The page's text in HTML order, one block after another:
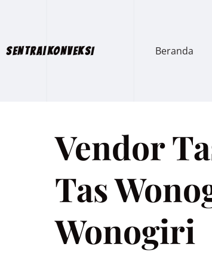
SENTRA|KONVEKSI Beranda
Vendor
Tas
Wonogiri